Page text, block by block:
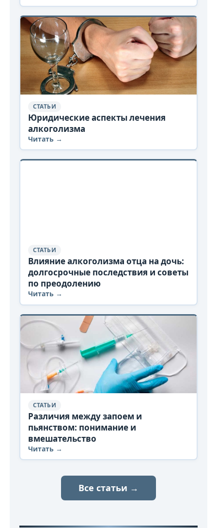
СТАТЬИ
Юридические аспекты лечения
алкоголизма
Читать →
СТАТЬИ
Влияние алкоголизма отца на дочь:
долгосрочные последствия и советы
по преодолению
Читать →
СТАТЬИ
Различия между запоем и
пьянством: понимание и
вмешательство
Читать →
Все статьи →